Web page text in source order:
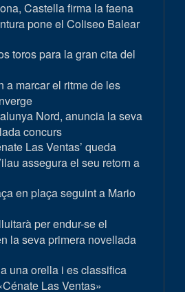
Castella firma la faena
pone el Coliseo Balear
toros para la gran cita del
a marcar el ritme de les
Nord, anuncia la seva
concurs
Las Ventas’ queda
assegura el seu retorn a
en plaça seguint a Mario
per endur-se el
la seva primera novellada
una orella i es classifica
Las Ventas»